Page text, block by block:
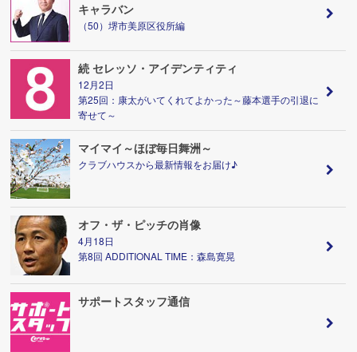
キャラバン
（50）堺市美原区役所編
続 セレッソ・アイデンティティ
12月2日
第25回：康太がいてくれてよかった～藤本選手の引退に
寄せて～
マイマイ～ほぼ毎日舞洲～
クラブハウスから最新情報をお届け♪
オフ・ザ・ピッチの肖像
4月18日
第8回 ADDITIONAL TIME：森島寛晃
サポートスタッフ通信